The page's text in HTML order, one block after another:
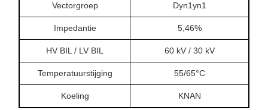
Vectorgroep Dyn1yn1
Impedantie 5,46%
HV BIL / LV BIL 60 kV / 30 kV
Temperatuurstijging 55/65°C
Koeling KNAN